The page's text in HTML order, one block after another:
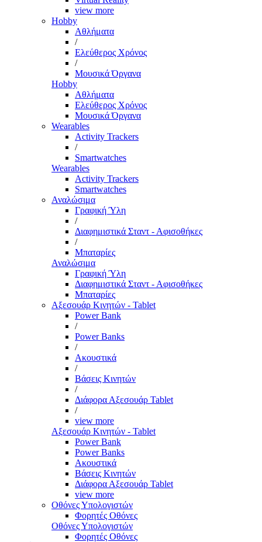
view more
Hobby
Αθλήματα
/
Ελεύθερος Χρόνος
/
Μουσικά Όργανα
Hobby
Αθλήματα
Ελεύθερος Χρόνος
Μουσικά Όργανα
Wearables
Activity Trackers
/
Smartwatches
Wearables
Activity Trackers
Smartwatches
Αναλώσιμα
Γραφική Ύλη
/
Διαφημιστικά Σταντ - Αφισοθήκες
/
Μπαταρίες
Αναλώσιμα
Γραφική Ύλη
Διαφημιστικά Σταντ - Αφισοθήκες
Μπαταρίες
Αξεσουάρ Κινητών - Tablet
Power Bank
/
Power Banks
/
Ακουστικά
/
Βάσεις Κινητών
/
Διάφορα Αξεσουάρ Tablet
/
view more
Αξεσουάρ Κινητών - Tablet
Power Bank
Power Banks
Ακουστικά
Βάσεις Κινητών
Διάφορα Αξεσουάρ Tablet
view more
Οθόνες Υπολογιστών
Φορητές Οθόνες
Οθόνες Υπολογιστών
Φορητές Οθόνες